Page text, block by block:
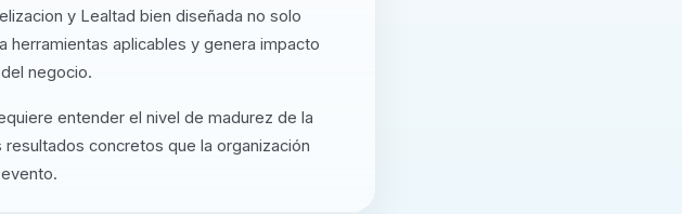
y Lealtad bien diseñada no solo
aplicables y genera impacto
negocio.
entender el nivel de madurez de la
concretos que la organización